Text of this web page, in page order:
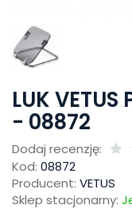
LUK VETUS
- 08872
Dodaj recenzję:
Kod: 08872
Producent: VETUS
Sklep stacjonarny: